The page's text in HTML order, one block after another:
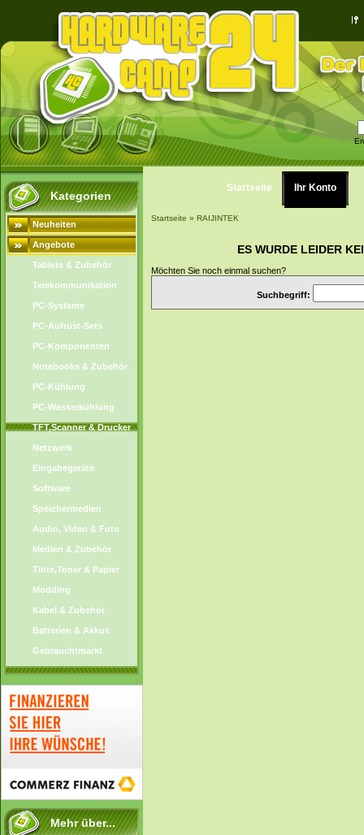
Kategorien
Neuheiten
Angebote
Tablets & Zubehör
Telekommunikation
PC-Systeme
PC-Aufrüst-Sets
PC-Komponenten
Notebooks & Zubehör
PC-Kühlung
PC-Wasserkühlung
TFT,Scanner & Drucker
Netzwerk
Eingabegeräte
Software
Speichermedien
Audio, Video & Foto
Medien & Zubehör
Tinte,Toner & Papier
Modding
Kabel & Zubehör
Batterien & Akkus
Gebrauchtmarkt
Mehr über...
Startseite Ihr Konto
Startseite » RAIJINTEK
ES WURDE LEIDER
Möchten Sie noch einmal suchen?
Suchbegriff: